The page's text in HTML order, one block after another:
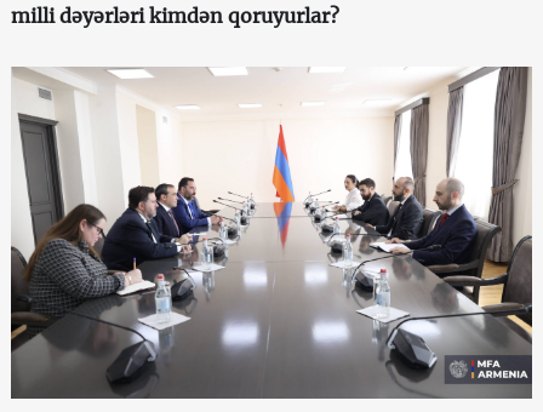
milli dəyərləri kimdən qoruyurlar?